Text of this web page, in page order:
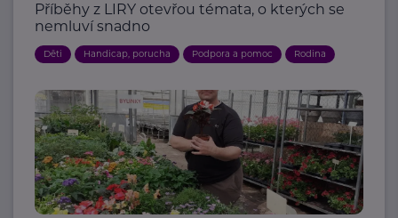
Příběhy z LIRY otevřou témata, o kterých se
nemluví snadno
Děti Handicap, porucha Podpora a pomoc Rodina